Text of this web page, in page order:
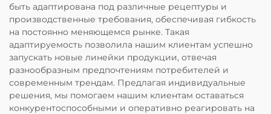
быть адаптирована под различные рецептуры и
производственные требования, обеспечивая гибкость
на постоянно меняющемся рынке. Такая
адаптируемость позволила нашим клиентам успешно
запускать новые линейки продукции, отвечая
разнообразным предпочтениям потребителей и
современным трендам. Предлагая индивидуальные
решения, мы помогаем нашим клиентам оставаться
конкурентоспособными и оперативно реагировать на